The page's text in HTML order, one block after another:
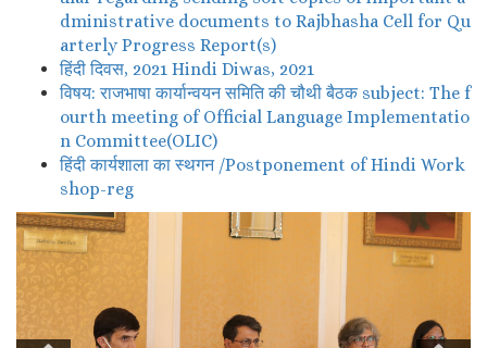
dministrative documents to Rajbhasha Cell for Qu
arterly Progress Report(s)
हिंदी दिवस, 2021 Hindi Diwas, 2021
विषय: राजभाषा कार्यान्वयन समिति की चौथी बैठक subject: The f
ourth meeting of Official Language Implementatio
n Committee(OLIC)
हिंदी कार्यशाला का स्थगन /Postponement of Hindi Work
shop-reg